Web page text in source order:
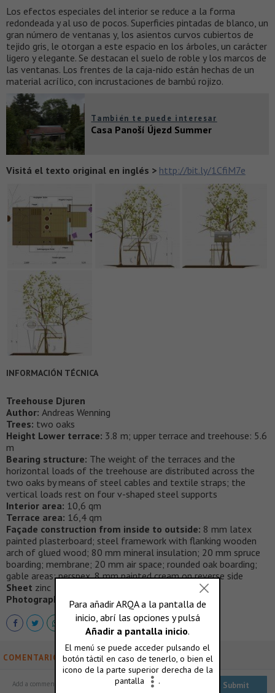
Los efectos especiales del interior se reduce a la forma
redondeada y al uso de pocos. Superficies pintadas de blanco, un
gran número de ventanas y, los asientos curvos cubiertos de
tejido gris, le otorgan a este espacio en los árboles, un carácter
ligero y elegante. Se destacan el suelo de roble y los marcos de
las ventanas. Los frentes de la caja-nido están hechas de un
material acrílico, con incrustaciones de bambú rojizo.
También te puede interesar
Casa Panoší Újezd Summer
Visitá el texto original en inglés > http://bit.ly/1CfiM7e
INFORMACIÓN TÉCNICA
Treehouse Djuren
Author: Andreas Wenning
Trees: two oaks
Height Lower terrace: 3.8 m; upper terrace and treehouse: 5.6
m
Bearing structure: The weight of the terraces and the
horizontal loads of the treehouse are distributed across the
two oaks by means of steel cables and textile straps; the
vertical loads rest on four v-shaped steel supports
Interior area: 10,6 qm
Terrace area: 16,4 qm
Façade construction from inside to outside: 8 mm latex
painted plasterboard; steel framework with flanking wooden
arch of glued wood; 80 mm mineral insulation; 20 mm spruce
boarding; membrane; 20 mm air space; rounded oak boarding;
gable areas: perspex, 8 mm painted cream on reverse side
Sheet zinc
Photographer:Alasdair Jardine
COMENTARIOS